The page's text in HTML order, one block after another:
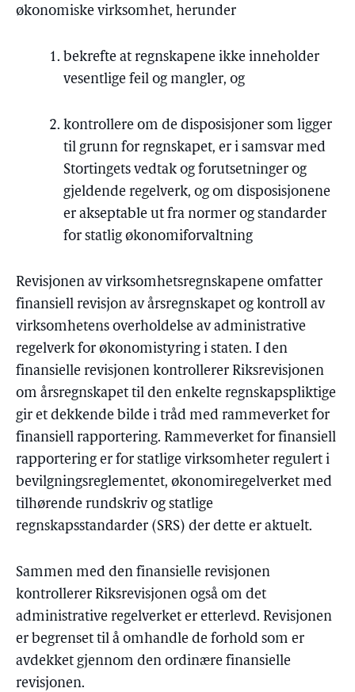
økonomiske virksomhet, herunder
bekrefte at regnskapene ikke inneholder
vesentlige feil og mangler, og
kontrollere om de disposisjoner som ligger
til grunn for regnskapet, er i samsvar med
Stortingets vedtak og forutsetninger og
gjeldende regelverk, og om disposisjonene
er akseptable ut fra normer og standarder
for statlig økonomiforvaltning
Revisjonen av virksomhetsregnskapene omfatter
finansiell revisjon av årsregnskapet og kontroll av
virksomhetens overholdelse av administrative
regelverk for økonomistyring i staten. I den
finansielle revisjonen kontrollerer Riksrevisjonen
om årsregnskapet til den enkelte regnskapspliktige
gir et dekkende bilde i tråd med rammeverket for
finansiell rapportering. Rammeverket for finansiell
rapportering er for statlige virksomheter regulert i
bevilgningsreglementet, økonomiregelverket med
tilhørende rundskriv og statlige
regnskapsstandarder (SRS) der dette er aktuelt.
Sammen med den finansielle revisjonen
kontrollerer Riksrevisjonen også om det
administrative regelverket er etterlevd. Revisjonen
er begrenset til å omhandle de forhold som er
avdekket gjennom den ordinære finansielle
revisjonen.